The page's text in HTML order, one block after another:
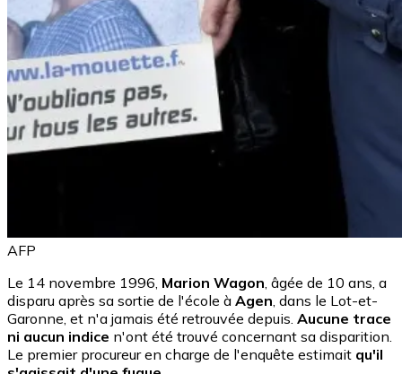
AFP
Le 14 novembre 1996, Marion Wagon , âgée de 10 ans, a
disparu après sa sortie de l'école à Agen , dans le Lot-et-
Garonne, et n'a jamais été retrouvée depuis. Aucune trace
ni aucun indice n'ont été trouvé concernant sa disparition.
Le premier procureur en charge de l'enquête estimait qu'il